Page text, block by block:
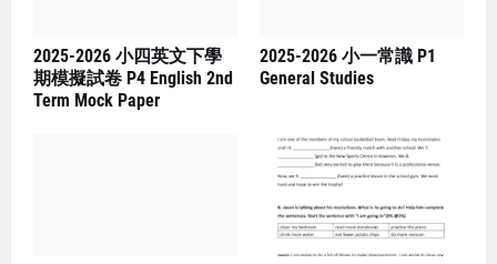
2025-2026 小四英文下學
期模擬試卷 P4 English 2nd
Term Mock Paper
2025-2026 小一常識 P1
General Studies